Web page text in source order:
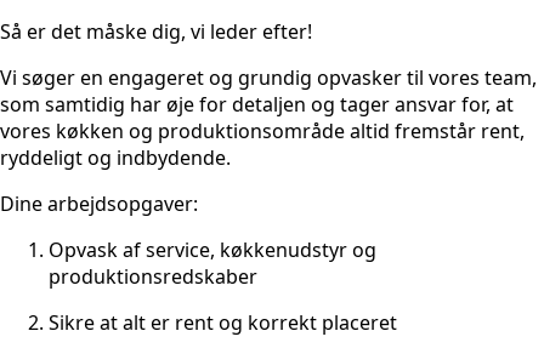
Så er det måske dig, vi leder efter!
Vi søger en engageret og grundig opvasker til vores team,
som samtidig har øje for detaljen og tager ansvar for, at
vores køkken og produktionsområde altid fremstår rent,
ryddeligt og indbydende.
Dine arbejdsopgaver:
Opvask af service, køkkenudstyr og
produktionsredskaber
Sikre at alt er rent og korrekt placeret